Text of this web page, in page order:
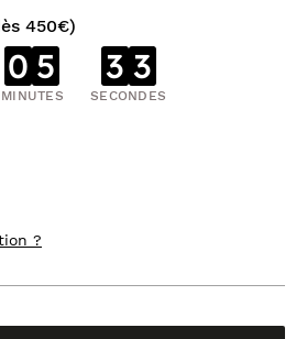
450€)
0 5
MINUTES
3 2
SECONDES
?